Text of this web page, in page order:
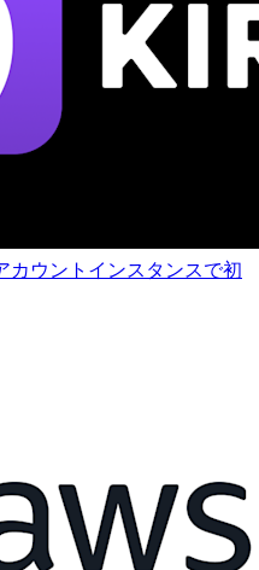
カウントインスタンスで初